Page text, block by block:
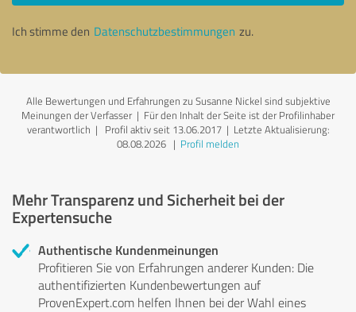
Ich stimme den Datenschutzbestimmungen zu.
Alle Bewertungen und Erfahrungen zu Susanne Nickel sind subjektive
Meinungen der Verfasser | Für den Inhalt der Seite ist der Profilinhaber
verantwortlich | Profil aktiv seit 13.06.2017 | Letzte Aktualisierung:
08.08.2026 | Profil melden
Mehr Transparenz und Sicherheit bei der
Expertensuche
Authentische Kundenmeinungen
Profitieren Sie von Erfahrungen anderer Kunden: Die
authentifizierten Kundenbewertungen auf
ProvenExpert.com helfen Ihnen bei der Wahl eines